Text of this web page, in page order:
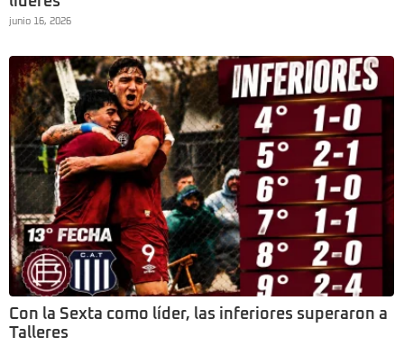
junio 16, 2026
Con la Sexta como líder, las inferiores superaron a
Talleres